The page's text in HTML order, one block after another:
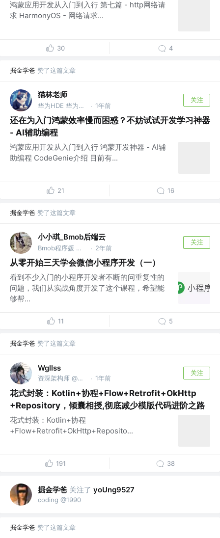
鸿蒙应用开发从入门到入行 第七篇 - http网络请
求 HarmonyOS - 网络请求...
30 4
掘金学爸 赞了这篇文章
猫林老师
华为HDE 华为HCDE 高级讲师 多所高校外聘讲师 深圳市职协鸿蒙认证考评员 · 1年前
关注
还在为入门鸿蒙效率慢而困惑？不妨试试开发学习神器
- AI辅助编程
鸿蒙应用开发从入门到入行 鸿蒙开发神器 - AI辅
助编程 CodeGenie介绍 目前有...
21 16
掘金学爸 赞了这篇文章
小小琪_Bmob后端云
Bmob程序媛 @元素（深圳）软件有限公司 · 2年前
关注
从零开始三天学会微信小程序开发（一）
看到不少入门的小程序开发者不断的问重复性的
问题，我们从实战角度开发了这个课程，希望能
够帮...
11 5
掘金学爸 赞了这篇文章
Wgllss
资深架构师 @Android老顽童 · 1年前
关注
花式封装：Kotlin+协程+Flow+Retrofit+OkHttp
+Repository，倾囊相授,彻底减少模版代码进阶之路
花式封装：Kotlin+协程
+Flow+Retrofit+OkHttp+Reposito...
191 38
掘金学爸 关注了 yoUng9527
coding @1990
掘金学爸 赞了这篇文章